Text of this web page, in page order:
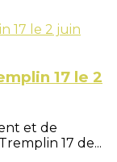
17 le 2
et de
17 de...